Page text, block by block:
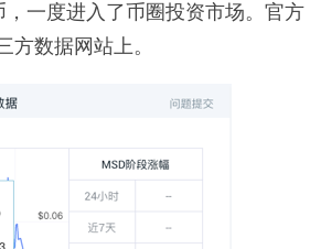
一度进入了币圈投资市场。官方
数据网站上。